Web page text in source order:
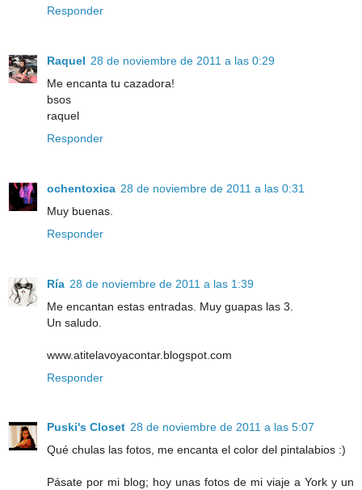
Responder
Raquel 28 de noviembre de 2011 a las 0:29
Me encanta tu cazadora!
bsos
raquel
Responder
ochentoxica 28 de noviembre de 2011 a las 0:31
Muy buenas.
Responder
Ría 28 de noviembre de 2011 a las 1:39
Me encantan estas entradas. Muy guapas las 3.
Un saludo.
www.atitelavoyacontar.blogspot.com
Responder
Puski's Closet 28 de noviembre de 2011 a las 5:07
Qué chulas las fotos, me encanta el color del pintalabios :)
Pásate por mi blog; hoy unas fotos de mi viaje a York y un